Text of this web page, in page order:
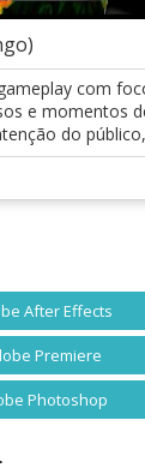
com
e momentos
do
After Effects
Premiere
Photoshop